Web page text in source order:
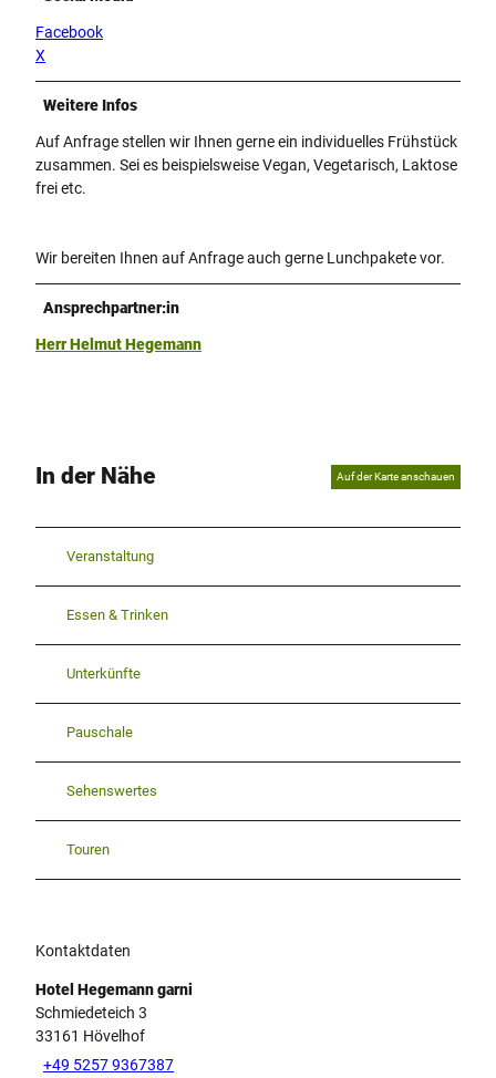
Facebook
X
Weitere Infos
Auf Anfrage stellen wir Ihnen gerne ein individuelles Frühstück
zusammen. Sei es beispielsweise Vegan, Vegetarisch, Laktose
frei etc.
Wir bereiten Ihnen auf Anfrage auch gerne Lunchpakete vor.
Ansprechpartner:in
Herr Helmut Hegemann
In der Nähe Auf der Karte anschauen
Veranstaltung
Essen & Trinken
Unterkünfte
Pauschale
Sehenswertes
Touren
Kontaktdaten
Hotel Hegemann garni
Schmiedeteich 3
33161 Hövelhof
+49 5257 9367387